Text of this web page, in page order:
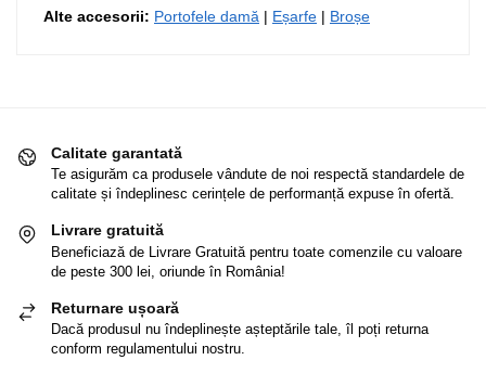
Alte accesorii: Portofele damă | Eșarfe | Broșe
Calitate garantată
Te asigurăm ca produsele vândute de noi respectă standardele de
calitate și îndeplinesc cerințele de performanță expuse în ofertă.
Livrare gratuită
Beneficiază de Livrare Gratuită pentru toate comenzile cu valoare
de peste 300 lei, oriunde în România!
Returnare ușoară
Dacă produsul nu îndeplinește așteptările tale, îl poți returna
conform regulamentului nostru.